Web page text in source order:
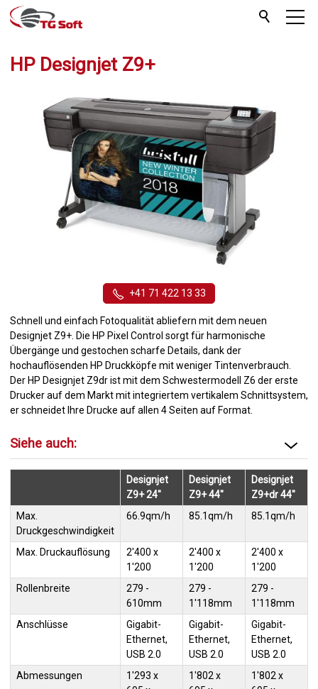
HP Designjet Z9+
+41 71 422 13 33
Schnell und einfach Fotoqualität abliefern mit dem neuen
Designjet Z9+. Die HP Pixel Control sorgt für harmonische
Übergänge und gestochen scharfe Details, dank der
hochauflösenden HP Druckköpfe mit weniger Tintenverbrauch.
Der HP Designjet Z9dr ist mit dem Schwestermodell Z6 der erste
Drucker auf dem Markt mit integriertem vertikalem Schnittsystem,
er schneidet Ihre Drucke auf allen 4 Seiten auf Format.
Siehe auch:
Designjet
Z9+ 24"
Designjet
Z9+ 44"
Designjet
Z9+dr 44"
Max.
Druckgeschwindigkeit
66.9qm/h 85.1qm/h 85.1qm/h
Max. Druckauflösung
2'400 x
1'200
2'400 x
1'200
2'400 x
1'200
Rollenbreite
279 -
610mm
279 -
1'118mm
279 -
1'118mm
Anschlüsse
Gigabit-
Ethernet,
USB 2.0
Gigabit-
Ethernet,
USB 2.0
Gigabit-
Ethernet,
USB 2.0
Abmessungen
1'293 x
1'802 x
1'802 x